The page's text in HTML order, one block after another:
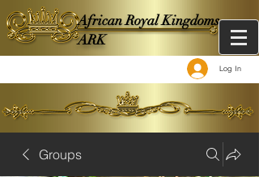
African Royal Kingdoms -
ARK
Log In
Groups